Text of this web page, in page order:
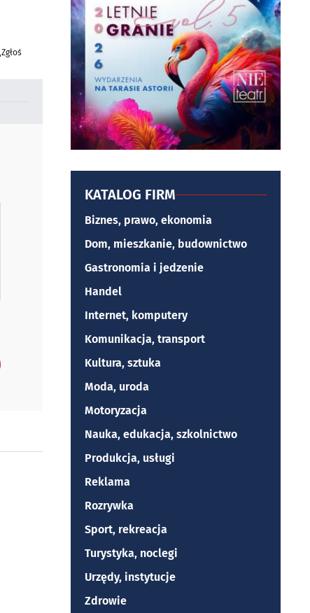
Zgłoś
KATALOG FIRM
Biznes, prawo, ekonomia
Dom, mieszkanie, budownictwo
Gastronomia i jedzenie
Handel
Internet, komputery
Komunikacja, transport
Kultura, sztuka
Moda, uroda
Motoryzacja
Nauka, edukacja, szkolnictwo
Produkcja, usługi
Reklama
Rozrywka
Sport, rekreacja
Turystyka, noclegi
Urzędy, instytucje
Zdrowie